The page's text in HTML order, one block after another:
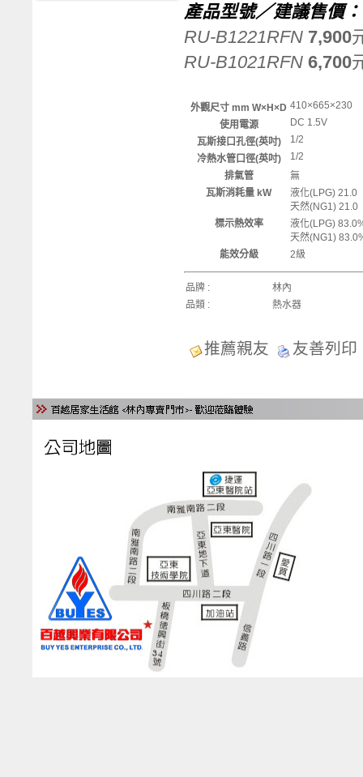
產品型號／建議售價：
RU-B1221RFN 7,900
RU-B1021RFN 6,700
外觀尺寸 mm W×H×D 410×665×230
使用電源
DC 1.5V
瓦斯接口孔徑(英吋)
1/2
冷熱水管口徑(英吋)
1/2
排氣管
無
瓦斯消耗量 kW
液化(LPG) 21.0
天然(NG1) 21.0
標示熱效率
液化(LPG)
天然(NG1)
能效分級
2級
品牌 :
林內
品類 :
熱水器
推薦親友 友善列印